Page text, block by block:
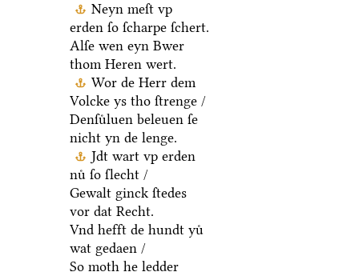
Neyn meſt vp
erden ſo ſcharpe ſchert.
Alſe wen eyn Bwer
thom Heren wert.
Wor de Herr dem
Volcke ys tho ſtrenge /
Denſuͤluen beleuen ſe
nicht yn de lenge.
Jdt wart vp erden
nuͤ ſo ſlecht /
Gewalt ginck ſtedes
vor dat Recht.
Vnd hefft de hundt yuͤ
wat gedaen /
So moth he ledder